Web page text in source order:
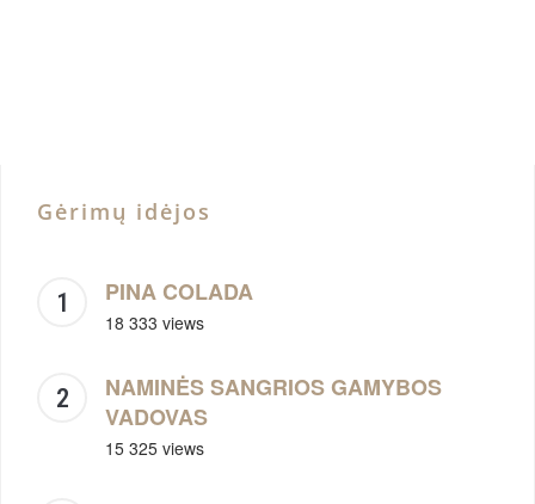
Gėrimų idėjos
PINA COLADA
18 333 views
NAMINĖS SANGRIOS GAMYBOS
VADOVAS
15 325 views